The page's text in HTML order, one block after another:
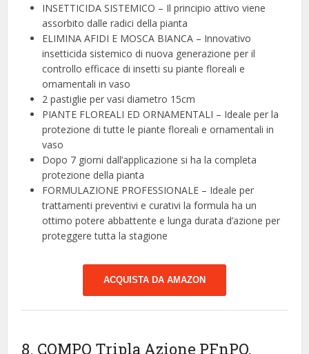
INSETTICIDA SISTEMICO – Il principio attivo viene
assorbito dalle radici della pianta
ELIMINA AFIDI E MOSCA BIANCA – Innovativo
insetticida sistemico di nuova generazione per il
controllo efficace di insetti su piante floreali e
ornamentali in vaso
2 pastiglie per vasi diametro 15cm
PIANTE FLOREALI ED ORNAMENTALI – Ideale per la
protezione di tutte le piante floreali e ornamentali in
vaso
Dopo 7 giorni dall’applicazione si ha la completa
protezione della pianta
FORMULAZIONE PROFESSIONALE – Ideale per
trattamenti preventivi e curativi la formula ha un
ottimo potere abbattente e lunga durata d’azione per
proteggere tutta la stagione
ACQUISTA DA AMAZON
8. COMPO Tripla Azione PFnPO,